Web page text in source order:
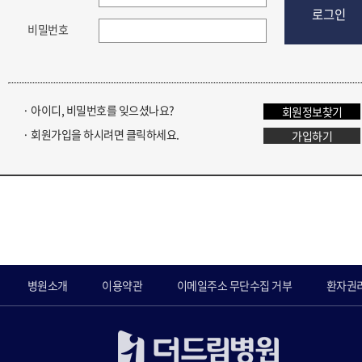
비밀번호
로그인
· 아이디, 비밀번호를 잊으셨나요?
회원정보찾기
· 회원가입을 하시려면 클릭하세요.
가입하기
병원소개 이용약관 이메일주소 무단수집 거부 환자권